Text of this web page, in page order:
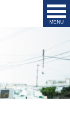
MENU